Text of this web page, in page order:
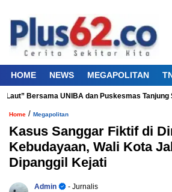
HOME NEWS MEGAPOLITAN
Bersama UNIBA dan Puskesmas Tanjung
Home / Megapolitan
Kasus Sanggar Fiktif di
Kebudayaan, Wali Kota
Dipanggil Kejati
Admin
- Jurnalis